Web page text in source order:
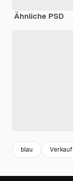
Ähnliche PSD
blau Verkauf